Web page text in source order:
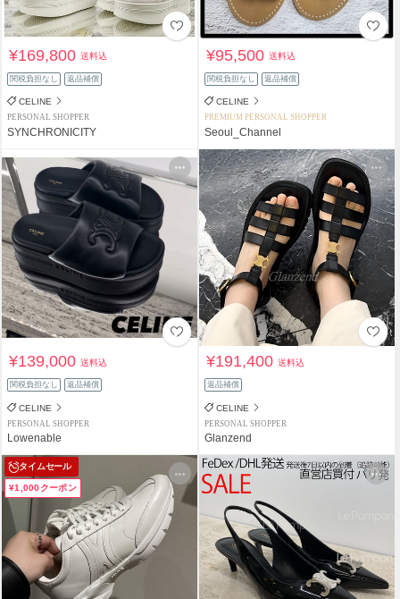
¥169,800送料込
関税負担なし 返品補償
CELINE
PERSONAL SHOPPER
SYNCHRONICITY
¥95,500送料込
関税負担なし 返品補償
CELINE
PREMIUM PERSONAL SHOPPER
Seoul_Channel
¥139,000送料込
関税負担なし 返品補償
CELINE
PERSONAL SHOPPER
Lowenable
¥191,400送料込
返品補償
CELINE
PERSONAL SHOPPER
Glanzend
タイムセール
¥1,000クーポン